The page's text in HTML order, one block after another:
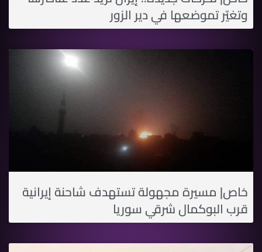
وتغيّر تموضعها في دير الزور
خاص| مسيرة مجهولة تستهدف شاحنة إيرانية
قرب البوكمال شرقي سوريا